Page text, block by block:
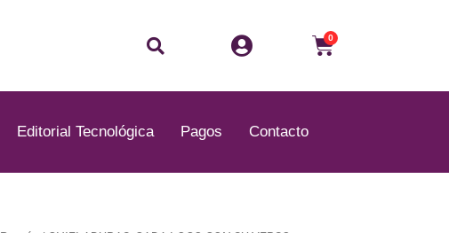
Buscar 0
Carrito
Editorial Tecnológica Pagos Contacto